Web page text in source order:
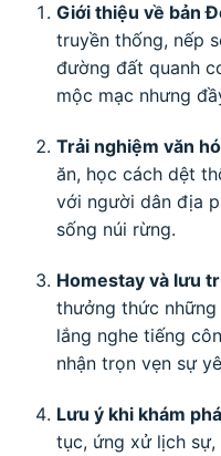
Giới thiệu về bản
truyền thống, nếp
đường đất quanh
mộc mạc nhưng
Trải nghiệm văn
ăn, học cách dệt
với người dân địa
sống núi rừng.
Homestay và lưu
thưởng thức những
lắng nghe tiếng
nhận trọn vẹn sự
Lưu ý khi khám
tục, ứng xử lịch